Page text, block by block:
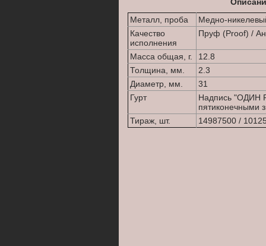
Металл, проба
Медно-
Качество
исполнения
Пруф (Proof) /
Масса общая, г.
12.8
Толщина, мм.
2.3
Диаметр, мм.
31
Гурт
Надпись "ОДИН
пятиконечными
Тираж, шт.
14987500 /